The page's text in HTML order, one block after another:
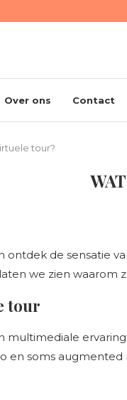
Over ons Contact
tour?
ontdek de sensatie
we zien waarom
tour
multimediale
en soms